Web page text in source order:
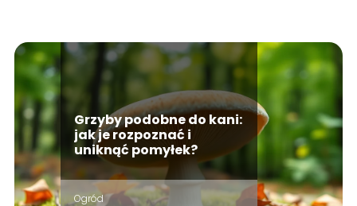
Grzyby podobne do kani:
jak je rozpoznać i
uniknąć pomyłek?
Ogród